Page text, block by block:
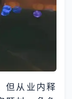
但从业内释